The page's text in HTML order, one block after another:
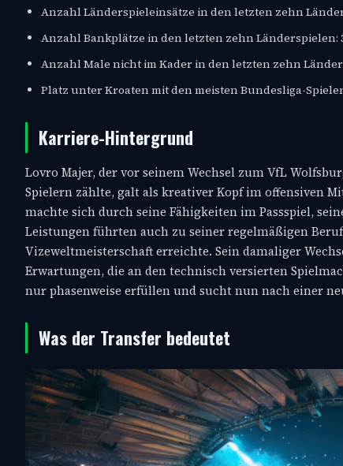
Anzahl Länderspieleinsätze in den letzten zehn
Anzahl Bankplätze in den letzten zehn Länderspielen:
Anzahl Male nicht im Kader in den letzten zehn
Platz unter Kroaten mit den meisten Bundesliga-
Karriere-Hintergrund
Lovro Majer, der vor seinem Wechsel zum VfL
Spielern zählte, galt als kreativer Kopf im offensiven
machte sich durch seine Fähigkeiten im Passspiel,
Leistungen führten auch zu seiner regelmäßigen
Vizeweltmeisterschaft erreichte. Sein damaliger
Erwartungen, die an den technisch versierten
nur phasenweise erfüllen und sucht nun nach einer
Was der Transfer bedeutet